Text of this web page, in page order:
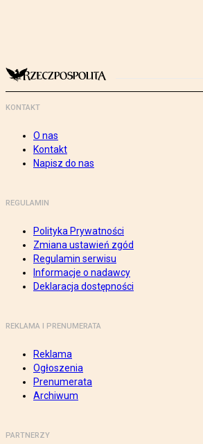
KONTAKT
O nas
Kontakt
Napisz do nas
REGULAMIN
Polityka Prywatności
Zmiana ustawień zgód
Regulamin serwisu
Informacje o nadawcy
Deklaracja dostępności
REKLAMA I PRENUMERATA
Reklama
Ogłoszenia
Prenumerata
Archiwum
PARTNERZY